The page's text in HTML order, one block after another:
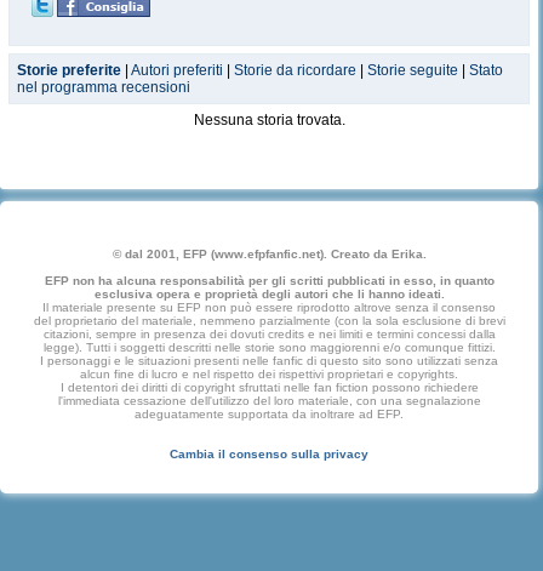
Storie preferite Autori preferiti Storie da ricordare Storie seguite
Stato
nel programma recensioni
Nessuna storia trovata.
© dal 2001, EFP (www.efpfanfic.net). Creato da Erika.
EFP non ha alcuna responsabilità per gli scritti pubblicati in esso, in quanto
esclusiva opera e proprietà degli autori che li hanno ideati.
Il materiale presente su EFP non può essere riprodotto altrove senza il consenso
del proprietario del materiale, nemmeno parzialmente (con la sola esclusione di brevi
citazioni, sempre in presenza dei dovuti credits e nei limiti e termini concessi dalla
legge). Tutti i soggetti descritti nelle storie sono maggiorenni e/o comunque fittizi.
I personaggi e le situazioni presenti nelle fanfic di questo sito sono utilizzati senza
alcun fine di lucro e nel rispetto dei rispettivi proprietari e copyrights.
I detentori dei diritti di copyright sfruttati nelle fan fiction possono richiedere
l'immediata cessazione dell'utilizzo del loro materiale, con una segnalazione
adeguatamente supportata da inoltrare ad EFP.
Cambia il consenso sulla privacy